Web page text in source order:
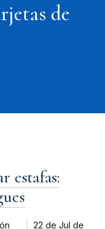
de
estafas:
22 de Jul de